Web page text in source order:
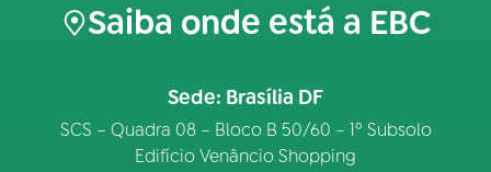
Saiba onde está a EBC
Sede: Brasília DF
SCS – Quadra 08 – Bloco B 50/60 – 1º Subsolo
Edifício Venâncio Shopping